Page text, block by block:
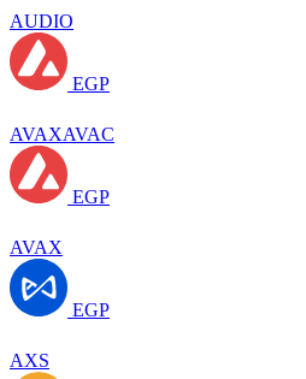
AUDIO
EGP
AVAXAVAC
EGP
AVAX
EGP
AXS